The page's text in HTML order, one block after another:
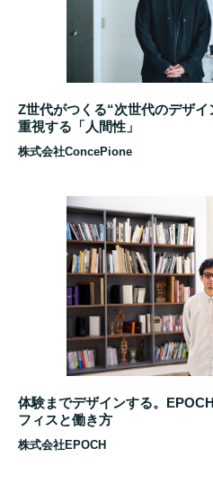
Z世代がつくる“次世代のデザ
重視する「人間性」
株式会社ConcePione
体験までデザインする。
フィスと働き方
株式会社EPOCH